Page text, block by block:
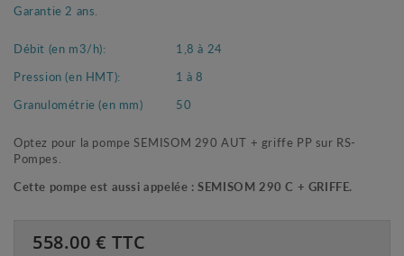
Garantie 2 ans.
Débit (en m3/h):
1,8 à 24
Pression (en HMT):
1 à 8
Granulométrie (en mm)
50
Optez pour la pompe SEMISOM 290 AUT + griffe PP sur RS-
Pompes.
Cette pompe est aussi appelée : SEMISOM 290 C + GRIFFE.
558.00 € TTC